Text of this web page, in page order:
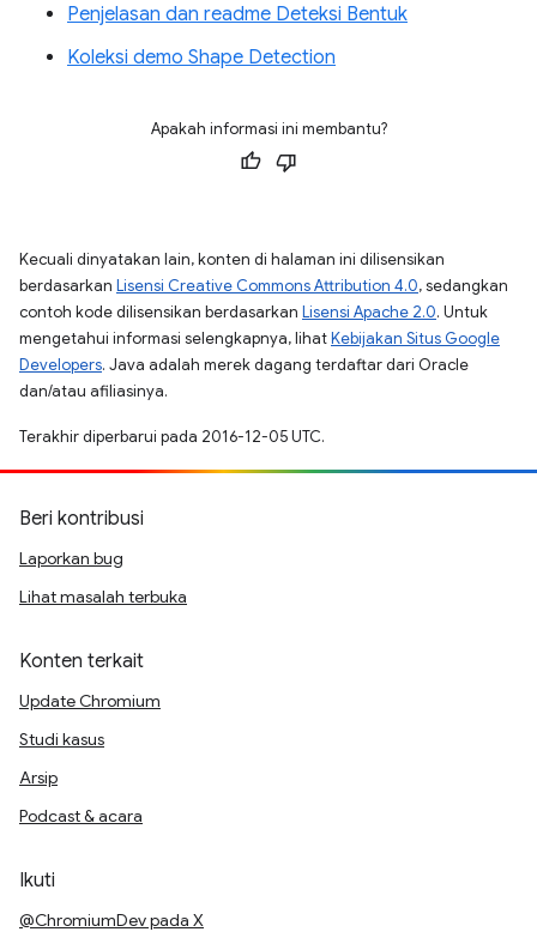
Penjelasan dan readme Deteksi Bentuk
Koleksi demo Shape Detection
Apakah informasi ini membantu?
Kecuali dinyatakan lain, konten di halaman ini dilisensikan
berdasarkan Lisensi Creative Commons Attribution 4.0, sedangkan
contoh kode dilisensikan berdasarkan Lisensi Apache 2.0. Untuk
mengetahui informasi selengkapnya, lihatKebijakan Situs Google
Developers. Java adalah merek dagang terdaftar dari Oracle
dan/atau afiliasinya.
Terakhir diperbarui pada 2016-12-05 UTC.
Beri kontribusi
Laporkan bug
Lihat masalah terbuka
Konten terkait
Update Chromium
Studi kasus
Arsip
Podcast & acara
Ikuti
@ChromiumDev pada X